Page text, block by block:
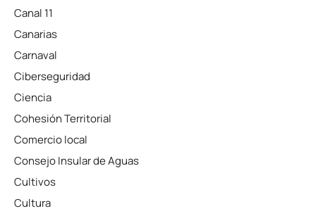
Canal 11
Canarias
Carnaval
Ciberseguridad
Ciencia
Cohesión Territorial
Comercio local
Consejo Insular de Aguas
Cultivos
Cultura